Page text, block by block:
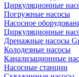
Циркуляционные
Погружные насосы
Насосное
Циркуляционные
Дренажные насосы
Колодезные насосы
Канализационные
Насосные станции